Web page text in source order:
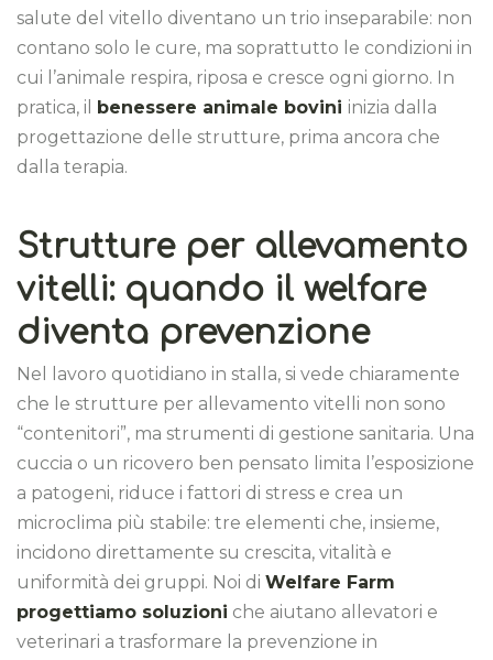
salute del vitello diventano un trio inseparabile: non
contano solo le cure, ma soprattutto le condizioni in
cui l’animale respira, riposa e cresce ogni giorno. In
pratica, il benessere animale bovini inizia dalla
progettazione delle strutture, prima ancora che
dalla terapia.
Strutture per allevamento
vitelli: quando il welfare
diventa prevenzione
Nel lavoro quotidiano in stalla, si vede chiaramente
che le strutture per allevamento vitelli non sono
“contenitori”, ma strumenti di gestione sanitaria. Una
cuccia o un ricovero ben pensato limita l’esposizione
a patogeni, riduce i fattori di stress e crea un
microclima più stabile: tre elementi che, insieme,
incidono direttamente su crescita, vitalità e
uniformità dei gruppi. Noi di Welfare Farm
progettiamo soluzioni che aiutano allevatori e
veterinari a trasformare la prevenzione in